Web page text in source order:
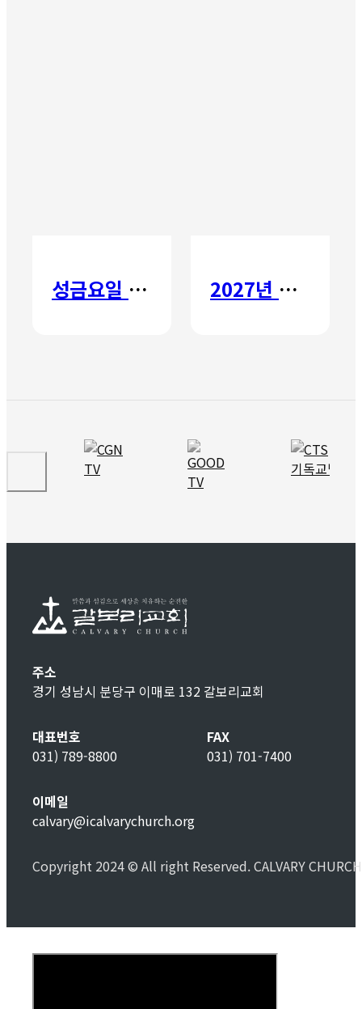
성금요일 칸타타 2027년 갈보리 어학원 유치부 신입생 모집
주소
경기 성남시 분당구 이매로 132 갈보리교회
대표번호
031) 789-8800
FAX
031) 701-7400
이메일
calvary@icalvarychurch.org
Copyright 2024 © All right Reserved. CALVARY CHURCH